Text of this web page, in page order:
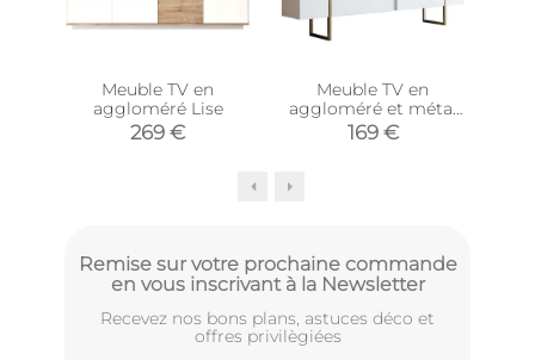
Meuble TV en
aggloméré Lise
269 €
Meuble TV en
aggloméré et métal
Luxe (Blanc + doré)
169 €
Remise sur votre prochaine commande
en vous inscrivant à la Newsletter
Recevez nos bons plans, astuces déco et
offres privilègiées